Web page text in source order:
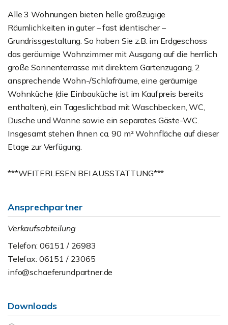
Alle 3 Wohnungen bieten helle großzügige
Räumlichkeiten in guter – fast identischer –
Grundrissgestaltung. So haben Sie z.B. im Erdgeschoss
das geräumige Wohnzimmer mit Ausgang auf die herrlich
große Sonnenterrasse mit direktem Gartenzugang, 2
ansprechende Wohn-/Schlafräume, eine geräumige
Wohnküche (die Einbauküche ist im Kaufpreis bereits
enthalten), ein Tageslichtbad mit Waschbecken, WC,
Dusche und Wanne sowie ein separates Gäste-WC.
Insgesamt stehen Ihnen ca. 90 m² Wohnfläche auf dieser
Etage zur Verfügung.
***WEITERLESEN BEI AUSSTATTUNG***
Ansprechpartner
Verkaufsabteilung
Telefon: 06151 / 26983
Telefax: 06151 / 23065
info@schaeferundpartner.de
Downloads